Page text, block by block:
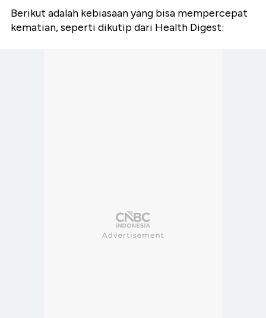
Berikut adalah kebiasaan yang bisa mempercepat
kematian, seperti dikutip dari Health Digest: